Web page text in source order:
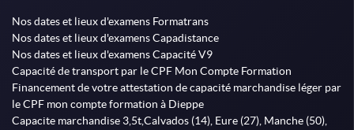
Nos dates et lieux d'examens Formatrans
Nos dates et lieux d'examens Capadistance
Nos dates et lieux d'examens Capacité V9
Capacité de transport par le CPF Mon Compte Formation
Financement de votre attestation de capacité marchandise léger par
le CPF mon compte formation à Dieppe
Capacite marchandise 3,5t,Calvados (14), Eure (27), Manche (50),